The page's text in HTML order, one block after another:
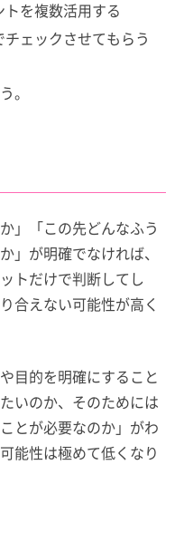
を複数活用する
ェックさせてもらう
。
」「この先どんなふう
」が明確でなければ、
トだけで判断してし
合えない可能性が高く
目的を明確にすること
いのか、そのためには
とが必要なのか」がわ
能性は極めて低くなり